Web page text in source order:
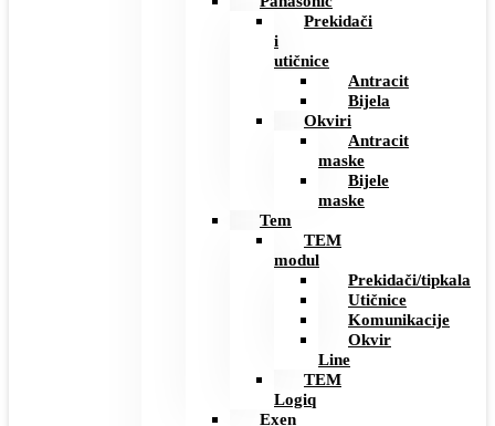
Prekidači
i
utičnice
Antracit
Bijela
Okviri
Antracit
maske
Bijele
maske
Tem
TEM
modul
Prekidači/tipkala
Utičnice
Komunikacije
Okvir
Line
TEM
Logiq
Exen